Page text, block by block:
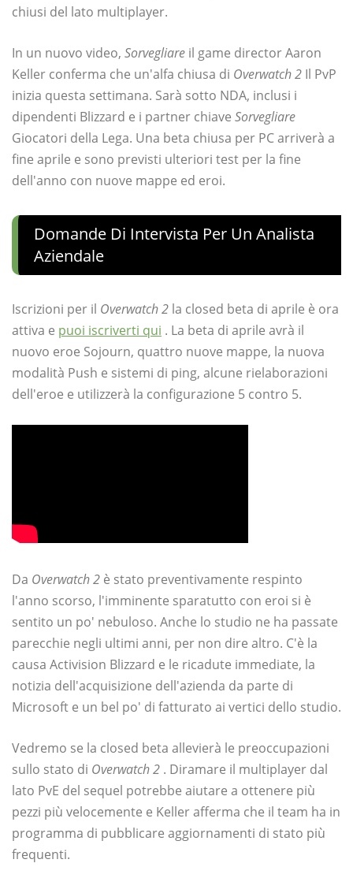
chiusi del lato multiplayer.
In un nuovo video, Sorvegliare il game director Aaron
Keller conferma che un'alfa chiusa di Overwatch 2 Il PvP
inizia questa settimana. Sarà sotto NDA, inclusi i
dipendenti Blizzard e i partner chiave Sorvegliare
Giocatori della Lega. Una beta chiusa per PC arriverà a
fine aprile e sono previsti ulteriori test per la fine
dell'anno con nuove mappe ed eroi.
Domande Di Intervista Per Un Analista
Aziendale
Iscrizioni per il Overwatch 2 la closed beta di aprile è ora
attiva e puoi iscriverti qui . La beta di aprile avrà il
nuovo eroe Sojourn, quattro nuove mappe, la nuova
modalità Push e sistemi di ping, alcune rielaborazioni
dell'eroe e utilizzerà la configurazione 5 contro 5.
Da Overwatch 2 è stato preventivamente respinto
l'anno scorso, l'imminente sparatutto con eroi si è
sentito un po' nebuloso. Anche lo studio ne ha passate
parecchie negli ultimi anni, per non dire altro. C'è la
causa Activision Blizzard e le ricadute immediate, la
notizia dell'acquisizione dell'azienda da parte di
Microsoft e un bel po' di fatturato ai vertici dello studio.
Vedremo se la closed beta allevierà le preoccupazioni
sullo stato di Overwatch 2 . Diramare il multiplayer dal
lato PvE del sequel potrebbe aiutare a ottenere più
pezzi più velocemente e Keller afferma che il team ha in
programma di pubblicare aggiornamenti di stato più
frequenti.